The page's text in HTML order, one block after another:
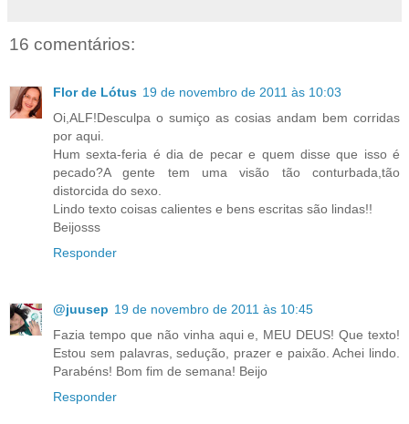
16 comentários:
Flor de Lótus 19 de novembro de 2011 às 10:03
Oi,ALF!Desculpa o sumiço as cosias andam bem corridas
por aqui.
Hum sexta-feria é dia de pecar e quem disse que isso é
pecado?A gente tem uma visão tão conturbada,tão
distorcida do sexo.
Lindo texto coisas calientes e bens escritas são lindas!!
Beijosss
Responder
@juusep 19 de novembro de 2011 às 10:45
Fazia tempo que não vinha aqui e, MEU DEUS! Que texto!
Estou sem palavras, sedução, prazer e paixão. Achei lindo.
Parabéns! Bom fim de semana! Beijo
Responder